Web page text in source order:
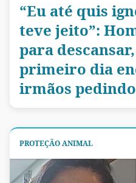
“Eu até quis
teve jeito”:
para
primeiro dia
irmãos
PROTEÇÃO ANIMAL